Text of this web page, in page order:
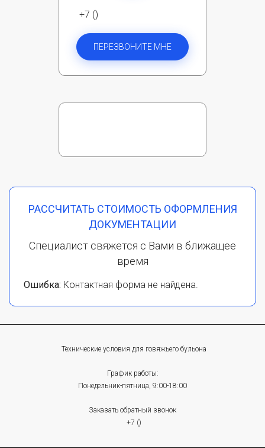
+7 ()
ПЕРЕЗВОНИТЕ МНЕ
РАССЧИТАТЬ СТОИМОСТЬ ОФОРМЛЕНИЯ
ДОКУМЕНТАЦИИ
Специалист свяжется с Вами в ближащее
время
Ошибка: Контактная форма не найдена.
Технические условия для говяжьего бульона
График работы:
Понедельник-пятница, 9:00-18:00
Заказать обратный звонок
+7 ()